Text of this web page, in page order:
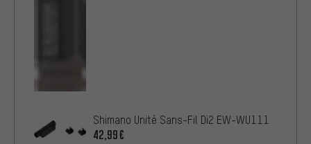
Shimano Unité Sans-Fil Di2 EW-WU111
42,99€